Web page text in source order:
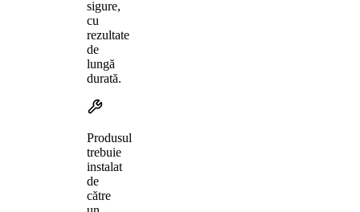
sigure,
cu
rezultate
de
lungă
durată.
Produsul
trebuie
instalat
de
către